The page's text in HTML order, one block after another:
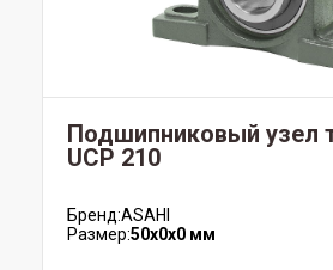
Подшипниковый узел
UCP 210
Бренд:ASAHI
Размер:50x0x0 мм